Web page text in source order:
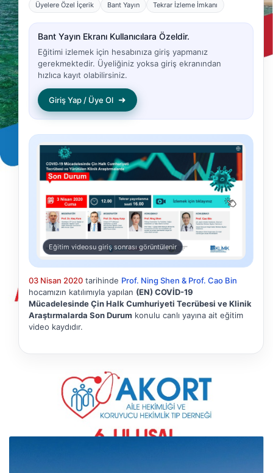
Üyelere Özel İçerik Bant Yayın Tekrar İzleme İmkanı
Bant Yayın Ekranı Kullanıcılara Özeldir.
Eğitimi izlemek için hesabınıza giriş yapmanız
gerekmektedir. Üyeliğiniz yoksa giriş ekranından
hızlıca kayıt olabilirsiniz.
Giriş Yap / Üye Ol ➜
Eğitim videosu giriş sonrası görüntülenir
03 Nisan 2020 tarihinde Prof. Ning Shen & Prof. Cao Bin
hocamızın katılımıyla yapılan (EN) COVİD-19
Mücadelesinde Çin Halk Cumhuriyeti Tecrübesi ve Klinik
Araştırmalarda Son Durum konulu canlı yayına ait eğitim
video kaydıdır.